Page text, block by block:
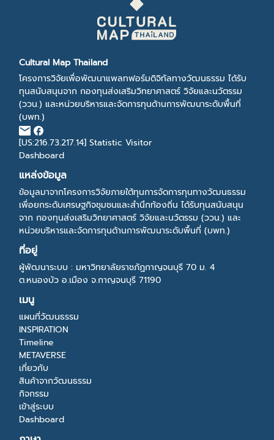
Cultural Map Thailand
โครงการวิจัยเพื่อพัฒนาแพลทฟอร์มดิจิทัลทางวัฒนธรรม ได้รับ
ทุนสนับสนุนจาก กองทุนส่งเสริมวิทยาศาสตร์ วิจัยและนวัตรรม
(ววน.) และหน่วยบริหารและจัดการทุนด้านการพัฒนาระดับพื้นที่
(บพท.)
[US:216.73.217.14] Statistic Visitor
Dashboard
แหล่งข้อมูล
ข้อมูลมาจากโครงการวิจัยภายใต้ทุนการจัดการทุนทางวัฒนธรรม
เพื่อยกระดับเศรษฐกิจชุมชนและสำนึกท้องถิ่น ได้รับทุนสนับสนุน
จาก กองทุนส่งเสริมวิทยาศาสตร์ วิจัยและนวัตรรม (ววน.) และ
หน่วยบริหารและจัดการทุนด้านการพัฒนาระดับพื้นที่ (บพท.)
ที่อยู่
ผู้พัฒนาระบบ : มหาวิทยาลัยราชภัฏกาญจนบุรี 70 ม. 4
ต.หนองบัว อ.เมือง จ.กาญจนบุรี 71190
เมนู
แผนที่วัฒนธรรม
INSPIRATION
Timeline
METAVERSE
เกี่ยวกับ
สินค้าจากวัฒนธรรม
กิจกรรม
เข้าสู่ระบบ
Dashboard